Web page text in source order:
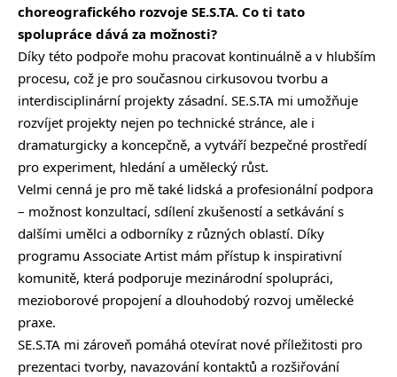
choreografického rozvoje SE.S.TA. Co ti tato
spolupráce dává za možnosti?
Díky této podpoře mohu pracovat kontinuálně a v hlubším
procesu, což je pro současnou cirkusovou tvorbu a
interdisciplinární projekty zásadní. SE.S.TA mi umožňuje
rozvíjet projekty nejen po technické stránce, ale i
dramaturgicky a koncepčně, a vytváří bezpečné prostředí
pro experiment, hledání a umělecký růst.
Velmi cenná je pro mě také lidská a profesionální podpora
– možnost konzultací, sdílení zkušeností a setkávání s
dalšími umělci a odborníky z různých oblastí. Díky
programu Associate Artist mám přístup k inspirativní
komunitě, která podporuje mezinárodní spolupráci,
mezioborové propojení a dlouhodobý rozvoj umělecké
praxe.
SE.S.TA mi zároveň pomáhá otevírat nové příležitosti pro
prezentaci tvorby, navazování kontaktů a rozšiřování